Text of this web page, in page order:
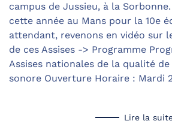
campus de Jussieu, à la
cette année au Mans pour la 10e
attendant, revenons en vidéo sur
de ces Assises -> Programme
Assises nationales de la qualité
sonore Ouverture Horaire : Mardi
Lire la